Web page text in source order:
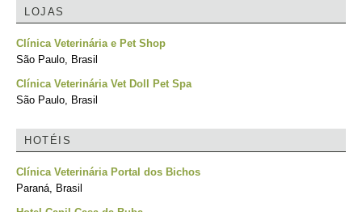
LOJAS
Clínica Veterinária e Pet Shop
São Paulo, Brasil
Clínica Veterinária Vet Doll Pet Spa
São Paulo, Brasil
HOTÉIS
Clínica Veterinária Portal dos Bichos
Paraná, Brasil